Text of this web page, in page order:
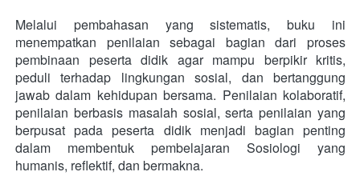
Melalui pembahasan yang sistematis, buku ini
menempatkan penilaian sebagai bagian dari proses
pembinaan peserta didik agar mampu berpikir kritis,
peduli terhadap lingkungan sosial, dan bertanggung
jawab dalam kehidupan bersama. Penilaian kolaboratif,
penilaian berbasis masalah sosial, serta penilaian yang
berpusat pada peserta didik menjadi bagian penting
dalam membentuk pembelajaran Sosiologi yang
humanis, reflektif, dan bermakna.